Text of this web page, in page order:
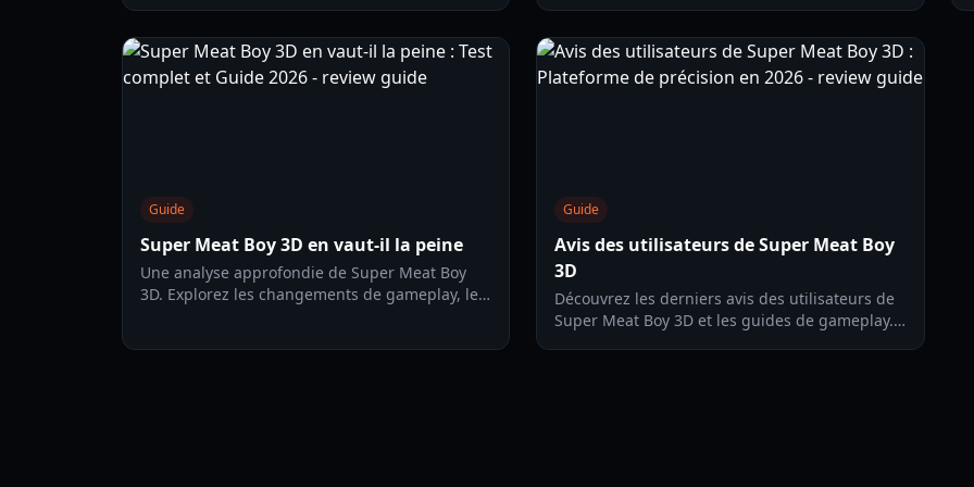
Guide
Super Meat Boy 3D en vaut-il la peine
Une analyse approfondie de Super Meat Boy
3D. Explorez les changements de gameplay, les
Guide
Avis des utilisateurs de Super Meat Boy
3D
Découvrez les derniers avis des utilisateurs de
Super Meat Boy 3D et les guides de gameplay.